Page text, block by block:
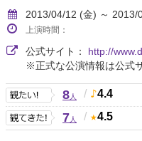
2013/04/12 (金) ～ 2013/
上演時間：
公式サイト： http://
※正式な公演情報は公式
8人 / 4.4
7人 / 4.5